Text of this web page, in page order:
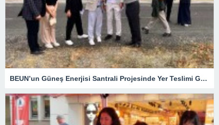
BEUN’un Güneş Enerjisi Santrali Projesinde Yer Teslimi Gerçekleştirildi